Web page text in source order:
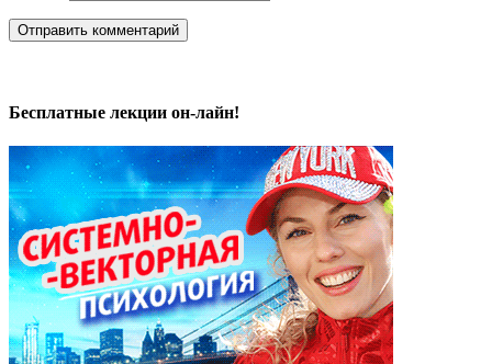
Бесплатные лекции он-лайн!